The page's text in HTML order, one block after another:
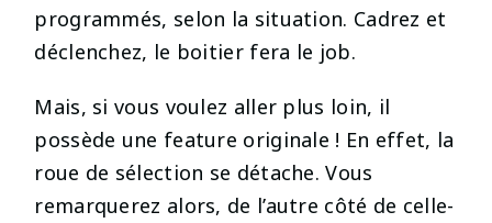
programmés, selon la situation. Cadrez et
déclenchez, le boitier fera le job.
Mais, si vous voulez aller plus loin, il
possède une feature originale ! En effet, la
roue de sélection se détache. Vous
remarquerez alors, de l’autre côté de celle-